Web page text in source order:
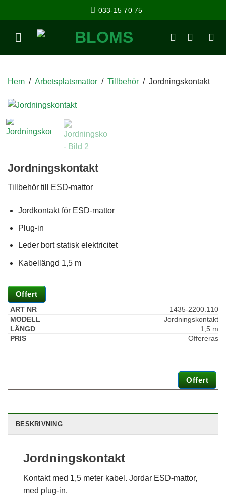
033-15 70 75
Hem / Arbetsplatsmattor / Tillbehör / Jordningskontakt
Jordningskontakt
Tillbehör till ESD-mattor
Jordkontakt för ESD-mattor
Plug-in
Leder bort statisk elektricitet
Kabellängd 1,5 m
Offert
1435-2200.110
Jordningskontakt
1,5 m
Offereras
Offert
BESKRIVNING
Jordningskontakt
Kontakt med 1,5 meter kabel. Jordar ESD-mattor,
med plug-in.
välja bort. De
taget ska
fungera.
För att vi ska
kunna